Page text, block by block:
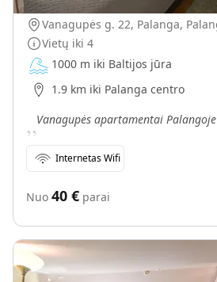
Vietų iki 4
1000 m iki Baltijos jūra
1.9 km iki Palanga centro
„Vanagupės apartamentai Palangoje
Internetas Wifi
Nuo 40 € parai